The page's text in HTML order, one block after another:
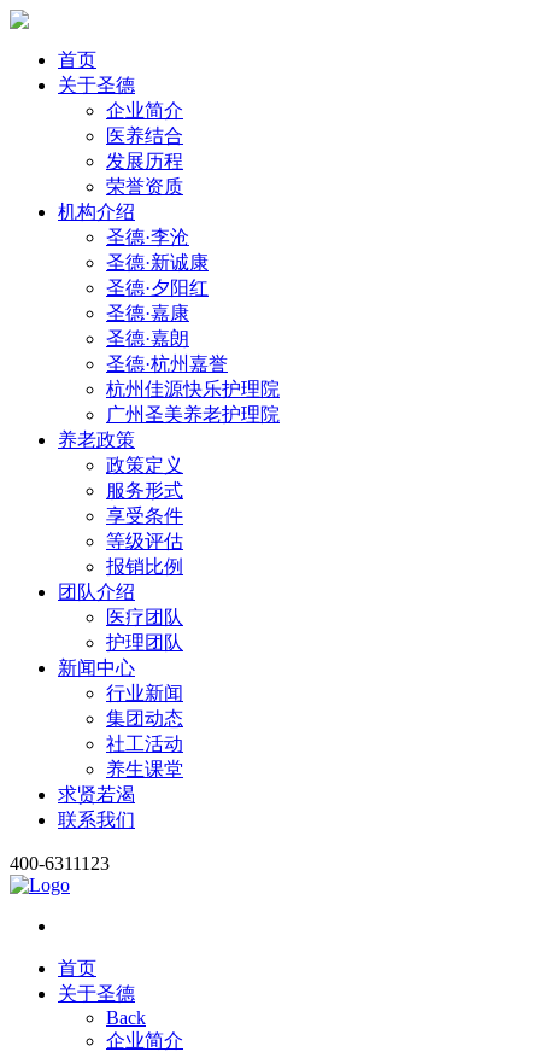
首页
关于圣德
企业简介
医养结合
发展历程
荣誉资质
机构介绍
圣德·李沧
圣德·新诚康
圣德·夕阳红
圣德·嘉康
圣德·嘉朗
圣德·杭州嘉誉
杭州佳源快乐护理院
广州圣美养老护理院
养老政策
政策定义
服务形式
享受条件
等级评估
报销比例
团队介绍
医疗团队
护理团队
新闻中心
行业新闻
集团动态
社工活动
养生课堂
求贤若渴
联系我们
400-6311123
首页
关于圣德
Back
企业简介